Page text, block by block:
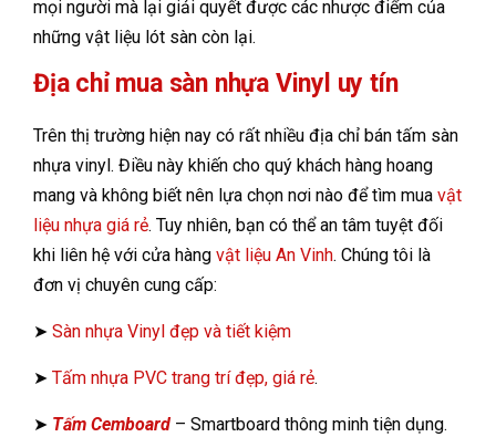
mọi người mà lại giải quyết được các nhược điểm của
những vật liệu lót sàn còn lại.
Địa chỉ mua sàn nhựa Vinyl uy tín
Trên thị trường hiện nay có rất nhiều địa chỉ bán tấm sàn
nhựa vinyl. Điều này khiến cho quý khách hàng hoang
mang và không biết nên lựa chọn nơi nào để tìm mua vật
liệu nhựa giá rẻ. Tuy nhiên, bạn có thể an tâm tuyệt đối
khi liên hệ với cửa hàng vật liệu An Vinh. Chúng tôi là
đơn vị chuyên cung cấp:
➤ Sàn nhựa Vinyl đẹp và tiết kiệm
➤ Tấm nhựa PVC trang trí đẹp, giá rẻ.
➤ Tấm Cemboard – Smartboard thông minh tiện dụng.